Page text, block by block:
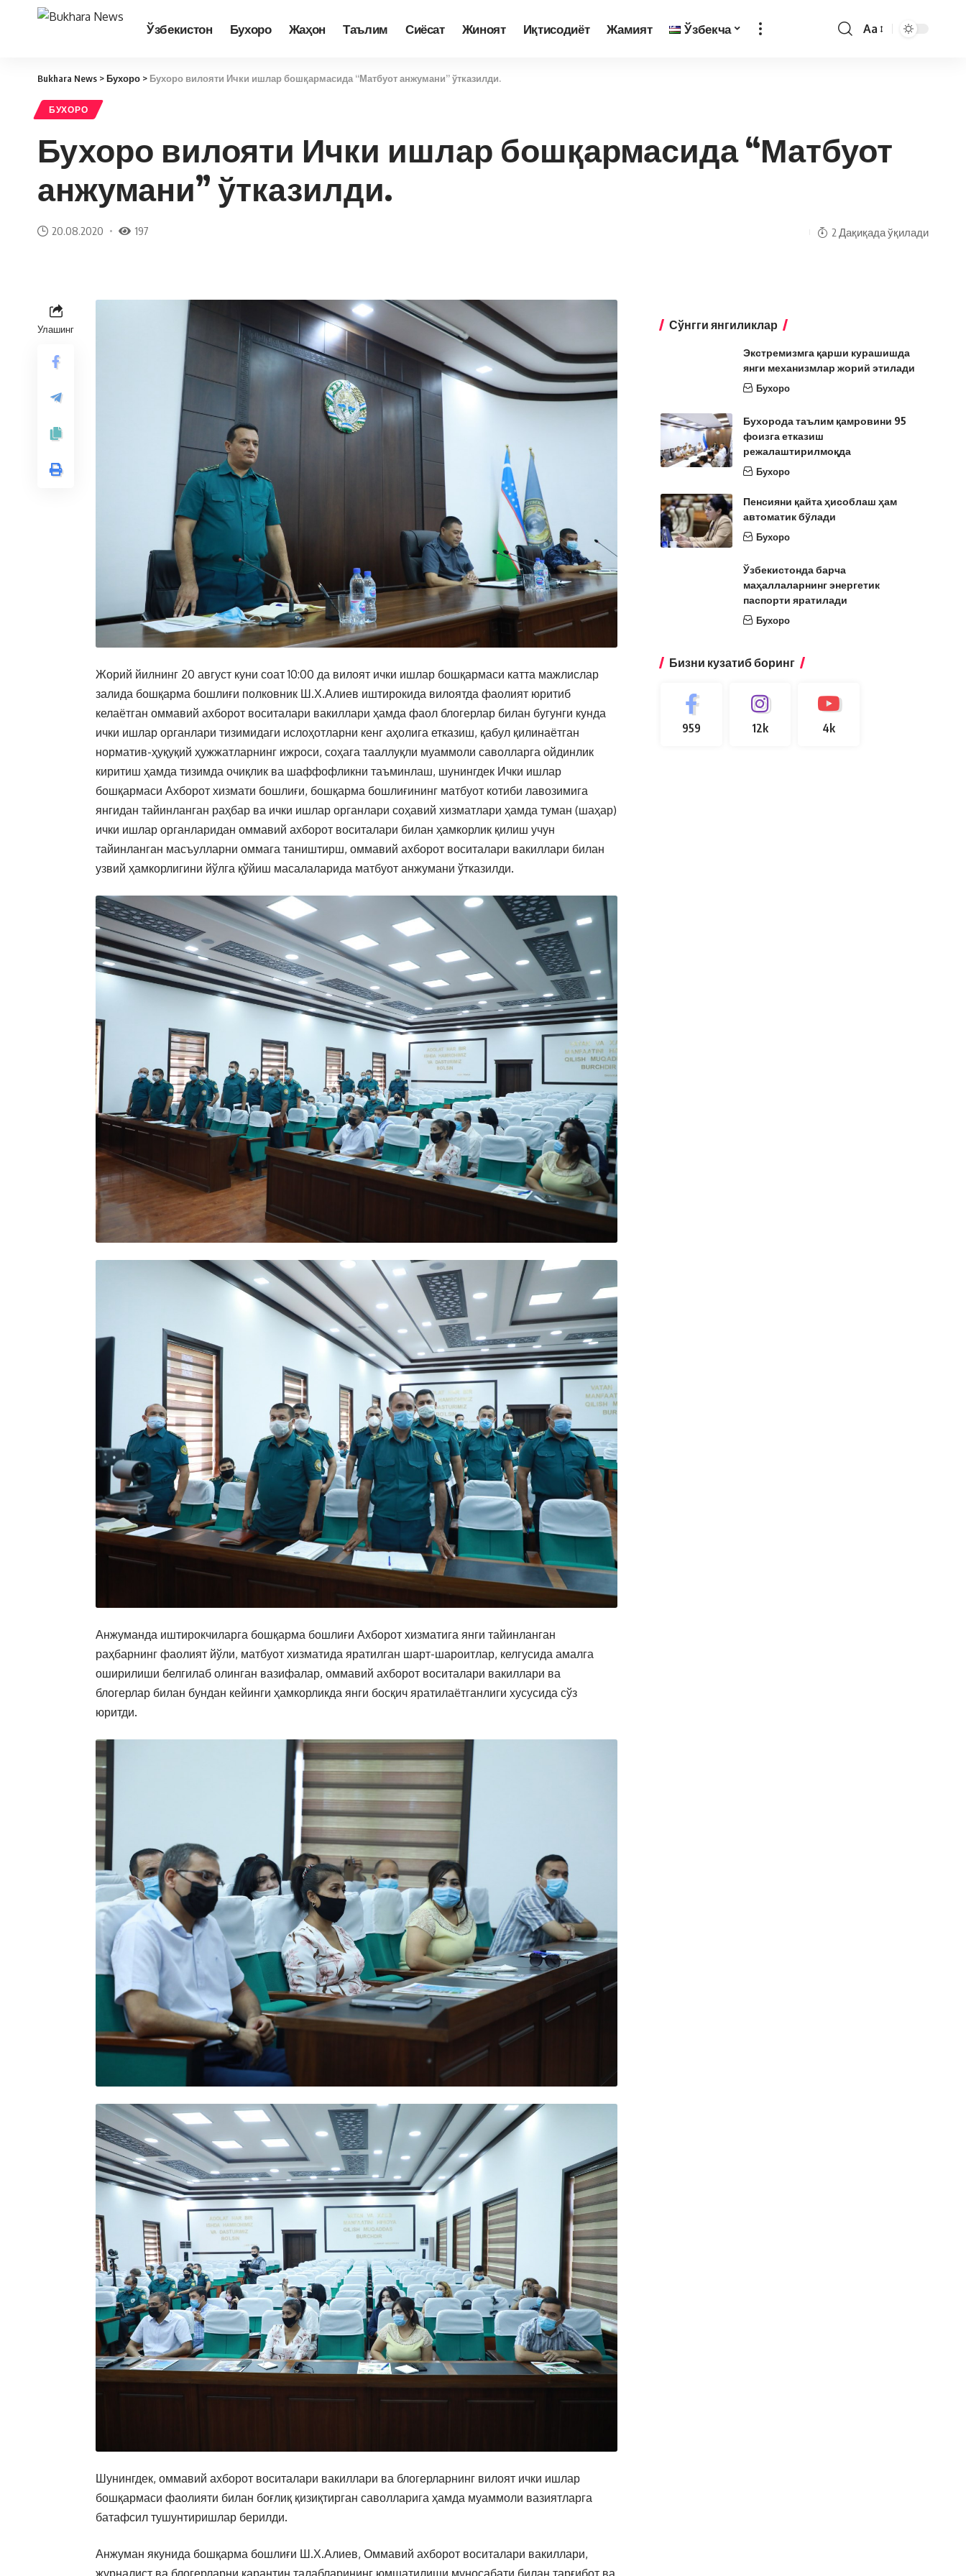
Ўзбекистон Бухоро Жаҳон Таълим Сиёсат Жиноят Иқтисодиёт Жамият Ўзбекча Aa
Bukhara News >Бухоро > Бухоро вилояти Ички ишлар бошқармасида “Матбуот анжумани” ўтказилди.
БУХОРО
Бухоро вилояти Ички ишлар бошқармасида “Матбуот
анжумани” ўтказилди.
20.08.2020 197 2 Дақиқада ўқилади
Улашинг
Жорий йилнинг 20 август куни соат 10:00 да вилоят ички ишлар бошқармаси катта мажлислар
залида бошқарма бошлиғи полковник Ш.Х.Алиев иштирокида вилоятда фаолият юритиб
келаётган оммавий ахборот воситалари вакиллари ҳамда фаол блогерлар билан бугунги кунда
ички ишлар органлари тизимидаги ислоҳотларни кенг аҳолига етказиш, қабул қилинаётган
норматив-ҳуқуқий ҳужжатларнинг ижроси, соҳага тааллуқли муаммоли саволларга ойдинлик
киритиш ҳамда тизимда очиқлик ва шаффофликни таъминлаш, шунингдек Ички ишлар
бошқармаси Ахборот хизмати бошлиғи, бошқарма бошлиғининг матбуот котиби лавозимига
янгидан тайинланган раҳбар ва ички ишлар органлари соҳавий хизматлари ҳамда туман (шаҳар)
ички ишлар органларидан оммавий ахборот воситалари билан ҳамкорлик қилиш учун
тайинланган масъулларни оммага таништирш, оммавий ахборот воситалари вакиллари билан
узвий ҳамкорлигини йўлга қўйиш масалаларида матбуот анжумани ўтказилди.
Анжуманда иштирокчиларга бошқарма бошлиғи Ахборот хизматига янги тайинланган
раҳбарнинг фаолият йўли, матбуот хизматида яратилган шарт-шароитлар, келгусида амалга
оширилиши белгилаб олинган вазифалар, оммавий ахборот воситалари вакиллари ва
блогерлар билан бундан кейинги ҳамкорликда янги босқич яратилаётганлиги хусусида сўз
юритди.
Шунингдек, оммавий ахборот воситалари вакиллари ва блогерларнинг вилоят ички ишлар
бошқармаси фаолияти билан боғлиқ қизиқтирган саволларига ҳамда муаммоли вазиятларга
батафсил тушунтиришлар берилди.
Анжуман якунида бошқарма бошлиғи Ш.Х.Алиев, Оммавий ахборот воситалари вакиллари,
Сўнгги янгиликлар
Экстремизмга қарши курашишда
янги механизмлар жорий этилади
Бухоро
Бухорода таълим қамровини 95
фоизга етказиш
режалаштирилмоқда
Бухоро
Пенсияни қайта ҳисоблаш ҳам
автоматик бўлади
Бухоро
Ўзбекистонда барча
маҳаллаларнинг энергетик
паспорти яратилади
Бухоро
Бизни кузатиб боринг
959 12k 4k